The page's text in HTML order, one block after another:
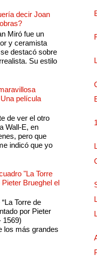
decir Joan
Miró fue un
y ceramista
destacó sobre
Su estilo
película
de ver el otro
Wall-E, en
pero que
indicó que yo
"La Torre
Brueghel el
Torre de
por Pieter
1569)
los más grandes